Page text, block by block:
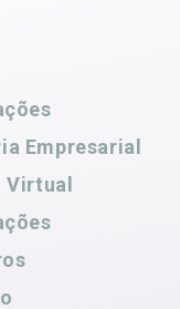
Empresarial
Virtual